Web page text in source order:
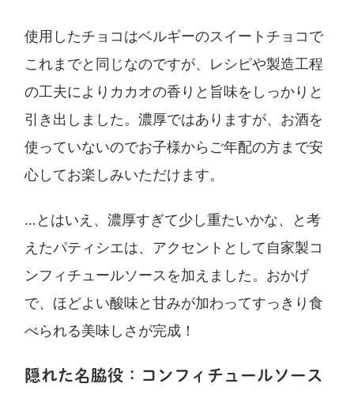
使用したチョコはベルギーのスイートチョコで
これまでと同じなのですが、レシピや製造工程
の工夫によりカカオの香りと旨味をしっかりと
引き出しました。濃厚ではありますが、お酒を
使っていないのでお子様からご年配の方まで安
心してお楽しみいただけます。
…とはいえ、濃厚すぎて少し重たいかな、と考
えたパティシエは、アクセントとして自家製コ
ンフィチュールソースを加えました。おかげ
で、ほどよい酸味と甘みが加わってすっきり食
べられる美味しさが完成！
隠れた名脇役：コンフィチュールソース